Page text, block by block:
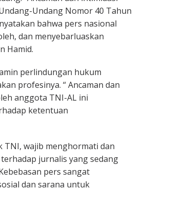
Undang Nomor 40 Tahun
bahwa pers nasional
dan menyebarluaskan
Hamid.
perlindungan hukum
profesinya. “ Ancaman dan
anggota TNI-AL ini
ketentuan
wajib menghormati dan
jurnalis yang sedang
pers sangat
dan sarana untuk